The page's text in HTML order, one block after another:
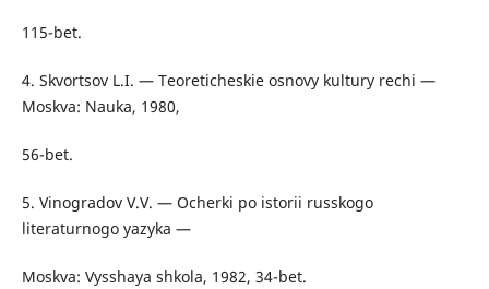
115-bet.
4. Skvortsov L.I. — Teoreticheskie osnovy kultury rechi —
Moskva: Nauka, 1980,
56-bet.
5. Vinogradov V.V. — Ocherki po istorii russkogo
literaturnogo yazyka —
Moskva: Vysshaya shkola, 1982, 34-bet.